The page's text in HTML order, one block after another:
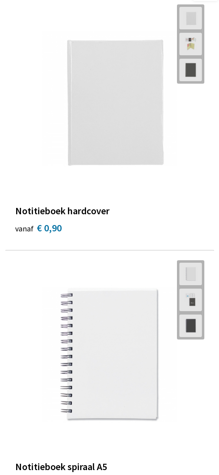
Notitieboek hardcover
vanaf € 0,90
Notitieboek spiraal A5